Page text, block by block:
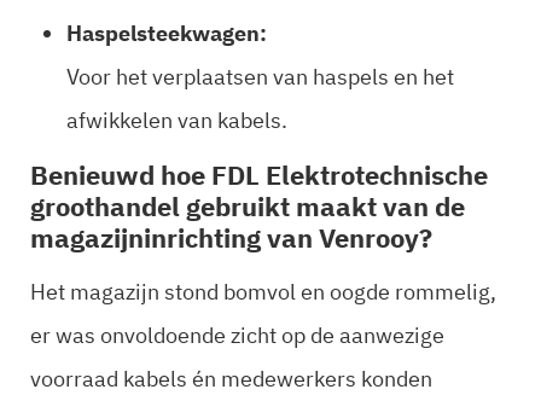
Haspelsteekwagen:
Voor het verplaatsen van haspels en het
afwikkelen van kabels.
Benieuwd hoe FDL Elektrotechnische
groothandel gebruikt maakt van de
magazijninrichting van Venrooy?
Het magazijn stond bomvol en oogde rommelig,
er was onvoldoende zicht op de aanwezige
voorraad kabels én medewerkers konden